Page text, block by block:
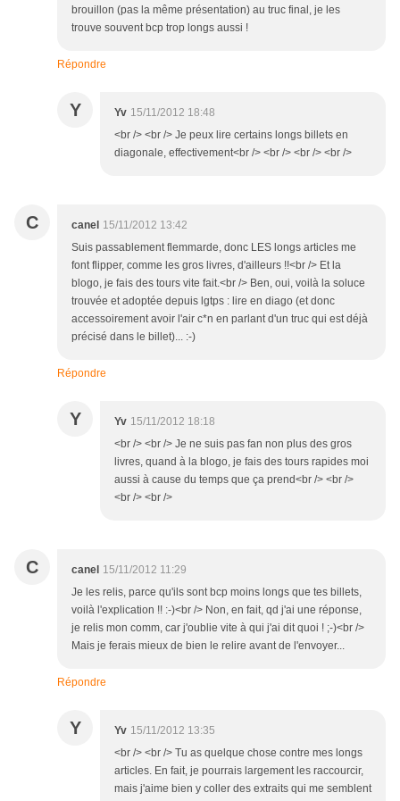
brouillon (pas la même présentation) au truc final, je les
trouve souvent bcp trop longs aussi !
Répondre
Y Yv 15/11/2012 18:48
<br /> <br /> Je peux lire certains longs billets en
diagonale, effectivement<br /> <br /> <br /> <br />
C canel 15/11/2012 13:42
Suis passablement flemmarde, donc LES longs articles me
font flipper, comme les gros livres, d'ailleurs !!<br /> Et la
blogo, je fais des tours vite fait.<br /> Ben, oui, voilà la soluce
trouvée et adoptée depuis lgtps : lire en diago (et donc
accessoirement avoir l'air c*n en parlant d'un truc qui est déjà
précisé dans le billet)... :-)
Répondre
Y Yv 15/11/2012 18:18
<br /> <br /> Je ne suis pas fan non plus des gros
livres, quand à la blogo, je fais des tours rapides moi
aussi à cause du temps que ça prend<br /> <br />
<br /> <br />
C canel 15/11/2012 11:29
Je les relis, parce qu'ils sont bcp moins longs que tes billets,
voilà l'explication !! :-)<br /> Non, en fait, qd j'ai une réponse,
je relis mon comm, car j'oublie vite à qui j'ai dit quoi ! ;-)<br />
Mais je ferais mieux de bien le relire avant de l'envoyer...
Répondre
Y Yv 15/11/2012 13:35
<br /> <br /> Tu as quelque chose contre mes longs
articles. En fait, je pourrais largement les raccourcir,
mais j'aime bien y coller des extraits qui me semblent